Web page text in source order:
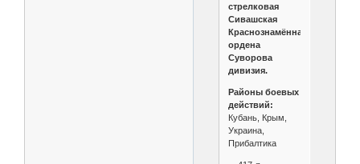
стрелковая
Сивашская
Краснознамённая,
ордена
Суворова
дивизия.
Районы боевых
действий:
Кубань, Крым,
Украина,
Прибалтика